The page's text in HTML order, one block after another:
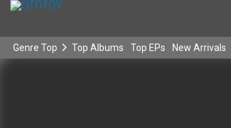
Genre Top Top Albums Top EPs New Arrivals